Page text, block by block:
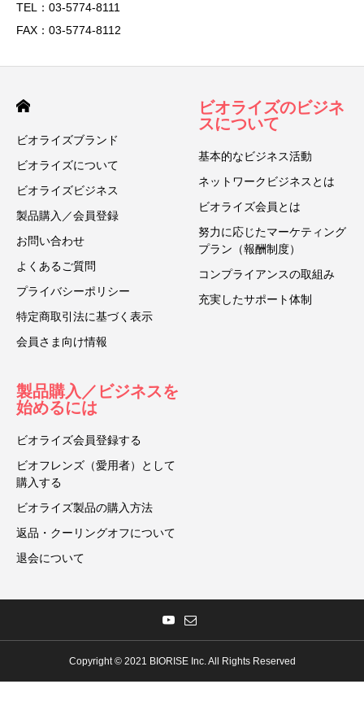
TEL：03-5774-8111
FAX：03-5774-8112
ビオライズブランド
ビオライズについて
ビオライズビジネス
製品購入／会員登録
お問い合わせ
よくあるご質問
プライバシーポリシー
特定商取引法に基づく表示
会員さま向け情報
ビオライズのビジネ
スについて
基本的なビジネス活動
ネットワークビジネスとは
ビオライズ会員とは
努力に応じたマーケティング
プラン（報酬制度）
コンプライアンスの取組み
充実したサポート体制
製品購入／ビジネスを
始めるには
ビオライズ会員登録する
ビオフレンズ（愛用者）として
購入する
ビオライズ製品の購入方法
返品・クーリングオフについて
退会について
Copyright © 2021 BIORISE Inc. All Rights Reserved